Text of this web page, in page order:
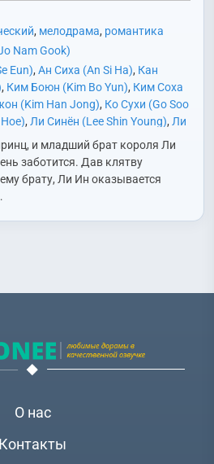
, мелодрама, романтика
Nam Gook)
Eun), Ан Сиха (An Si Ha), Кан
, Ким Боюн (Kim Bo Yun), Ким Соха
(Kim Han Jong), Ко Сухи (Go Soo
, Ли Синён (Lee Shin Young), Ли
Хёну (Na Hyun Woo)
Ом Хёсоп
Ye Young) ,Пэк Соккван (Baek
Se Kyung) , Сон Санын (Song
Hyun Joo)
Suk),Чо Джэрён (Jo Jae
и младший брат короля Ли
заботится. Дав клятву
брату, Ли Ин оказывается
О нас
Контакты